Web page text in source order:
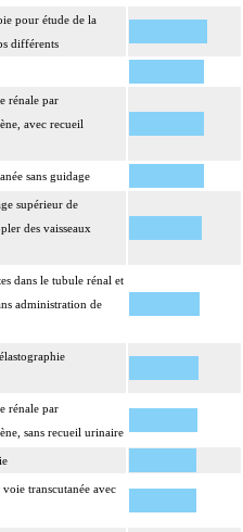
pour étude de la
différents
rénale par
avec recueil
sans guidage
supérieur de
des vaisseaux
dans le tubule rénal et
administration de
rénale par
sans recueil urinaire
transcutanée avec